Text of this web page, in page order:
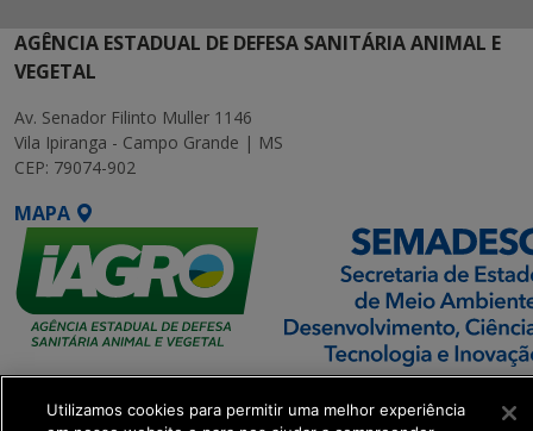
AGÊNCIA ESTADUAL DE DEFESA SANITÁRIA ANIMAL E
VEGETAL
Av. Senador Filinto Muller 1146
Vila Ipiranga - Campo Grande | MS
CEP: 79074-902
MAPA
Executiva de
Utilizamos cookies para permitir uma melhor experiência